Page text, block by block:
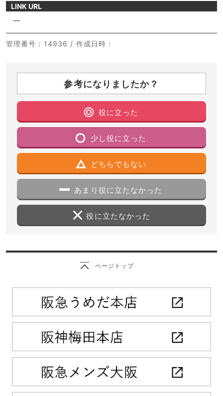
LINK URL
―
管理番号 ：14936 / 作成日時 ：
参考になりましたか？
役に立った
少し役に立った
どちらでもない
あまり役に立たなかった
役に立たなかった
ページトップ